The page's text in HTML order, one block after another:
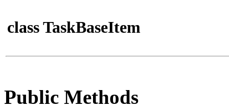
class TaskBaseItem
Public Methods